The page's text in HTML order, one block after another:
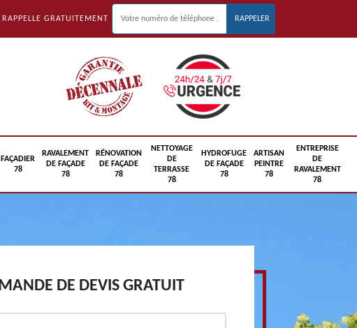
GRATUITEMENT
FAÇADIER
78
RAVALEMENT
DE FAÇADE
78
RÉNOVATION
DE FAÇADE
78
NETTOYAGE
DE
TERRASSE
78
HYDROFUGE
DE FAÇADE
78
ARTISAN
PEINTRE
78
ENTREPRISE
DE
RAVALEMENT
78
DE DEVIS GRATUIT